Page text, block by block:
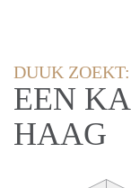
DUUK ZOEKT:
EEN
HAAG